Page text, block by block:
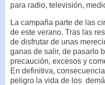
para radio, televisión,
La campaña parte de las
de este verano. Tras las
de disfrutar de unas
ganas de salir, de pasarlo
precaución, excesos y
En definitiva,
peligro la vida de los